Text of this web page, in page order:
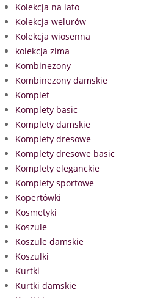
Kolekcja na lato
Kolekcja welurów
Kolekcja wiosenna
kolekcja zima
Kombinezony
Kombinezony damskie
Komplet
Komplety basic
Komplety damskie
Komplety dresowe
Komplety dresowe basic
Komplety eleganckie
Komplety sportowe
Kopertówki
Kosmetyki
Koszule
Koszule damskie
Koszulki
Kurtki
Kurtki damskie